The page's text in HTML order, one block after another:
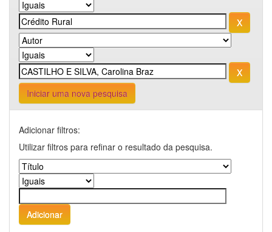
Iniciar uma nova pesquisa
Adicionar filtros:
Utilizar filtros para refinar o resultado da pesquisa.